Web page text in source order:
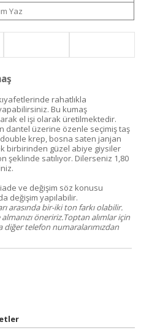
Yaz
rahatlıkla
Bu kumaş
el işi olarak üretilmektedir.
dantel üzerine özenle seçimiş taş
krep, bosna saten janjan
birbirinden güzel abiye giysiler
şeklinde satılıyor. Dilerseniz 1,80
ve değişim söz konusu
değişim yapılabilir.
arasında bir-iki ton farkı olabilir.
öneririz.Toptan alımlar için
telefon numaralarımızdan